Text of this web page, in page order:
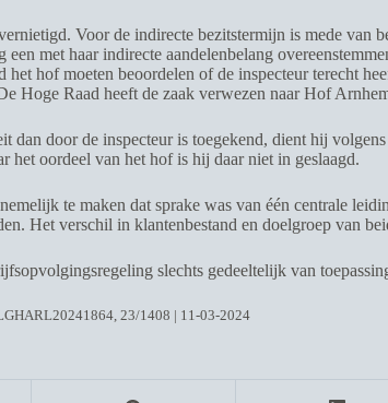
Voor de indirecte bezitstermijn is mede van
met haar indirecte aandelenbelang
hof moeten beoordelen of de inspecteur terecht
Hoge Raad heeft de zaak verwezen naar Hof
dan door de inspecteur is toegekend, dient hij
het oordeel van het hof is hij daar niet in geslaagd.
te maken dat sprake was van één centrale
Het verschil in klantenbestand en doelgroep van
slechts gedeeltelijk van
23/1408 | 11-03-2024